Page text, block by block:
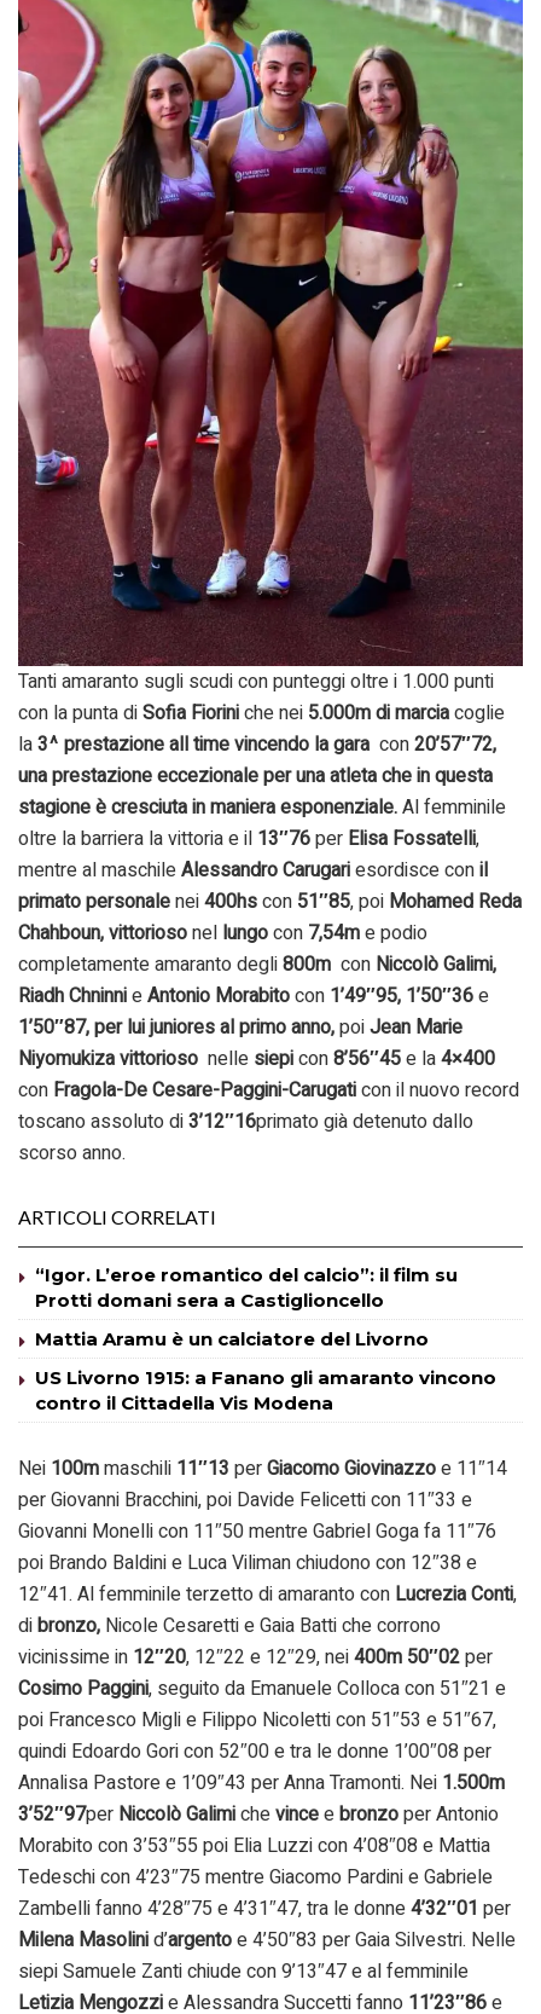
Tanti amaranto sugli scudi con punteggi oltre i 1.000 punti
con la punta diSofia Fioriniche nei 5.000m di marciacoglie
la3^ prestazione all time vincendo la gara con20’57″72,
una prestazione eccezionale per una atleta che in questa
stagione è cresciuta in maniera esponenziale.Al femminile
oltre la barriera la vittoria e il 13″76per Elisa Fossatelli,
mentre al maschileAlessandro Carugariesordisce conil
primato personalenei400hscon 51″85, poi Mohamed Reda
Chahboun, vittoriosonel lungocon 7,54me podio
completamente amaranto degli800m con Niccolò Galimi,
Riadh ChninnieAntonio Morabitocon 1’49″95, 1’50″36e
1’50″87, per lui juniores al primo anno,poiJean Marie
Niyomukiza vittorioso nelle siepicon8’56″45e la4×400
con Fragola-De Cesare-Paggini-Carugaticon il nuovo record
toscano assoluto di3’12″16primato già detenuto dallo
scorso anno.
ARTICOLI CORRELATI
“Igor. L’eroe romantico del calcio”: il film su
Protti domani sera a Castiglioncello
Mattia Aramu è un calciatore del Livorno
US Livorno 1915: a Fanano gli amaranto vincono
contro il Cittadella Vis Modena
Nei 100mmaschili 11″13 perGiacomo Giovinazzoe 11″14
per Giovanni Bracchini, poi Davide Felicetti con 11″33 e
Giovanni Monelli con 11″50 mentre Gabriel Goga fa 11″76
poi Brando Baldini e Luca Viliman chiudono con 12″38 e
12″41. Al femminile terzetto di amaranto con Lucrezia Conti,
dibronzo, Nicole Cesaretti e Gaia Batti che corrono
vicinissime in 12″20, 12″22 e 12″29, nei400m 50″02per
Cosimo Paggini, seguito da Emanuele Colloca con 51″21 e
poi Francesco Migli e Filippo Nicoletti con 51″53 e 51″67,
quindi Edoardo Gori con 52″00 e tra le donne 1’00″08 per
Annalisa Pastore e 1’09″43 per Anna Tramonti. Nei 1.500m
3’52″97per Niccolò Galimichevinceebronzoper Antonio
Morabito con 3’53″55 poi Elia Luzzi con 4’08″08 e Mattia
Tedeschi con 4’23″75 mentre Giacomo Pardini e Gabriele
Zambelli fanno 4’28″75 e 4’31″47, tra le donne4’32″01 per
Milena Masolinid’argentoe 4’50″83 per Gaia Silvestri. Nelle
siepi Samuele Zanti chiude con 9’13″47 e al femminile
Letizia Mengozzie Alessandra Succetti fanno 11’23″86e